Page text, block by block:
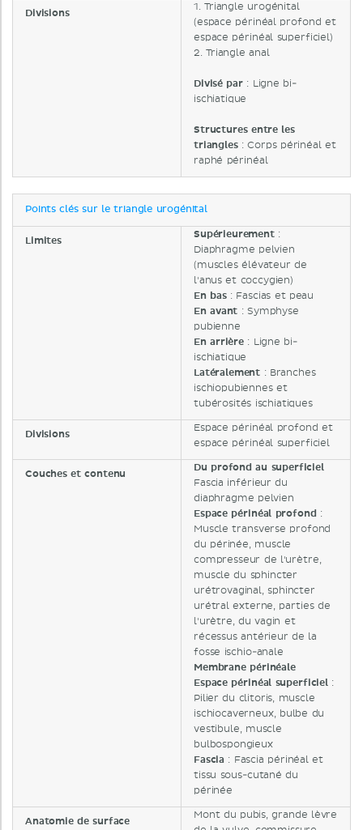
Divisions
1. Triangle urogénital
(espace périnéal profond et
espace périnéal superficiel)
2. Triangle anal
Divisé par : Ligne bi-
ischiatique
Structures entre les
triangles: Corps périnéal et
raphé périnéal
Points clés sur le triangle urogénital
Limites
Supérieurement:
Diaphragme pelvien
(muscles élévateur de
l'anus et coccygien)
En bas: Fascias et peau
En avant : Symphyse
pubienne
En arrière : Ligne bi-
ischiatique
Latéralement : Branches
ischiopubiennes et
tubérosités ischiatiques
Divisions
Espace périnéal profond et
espace périnéal superficiel
Couches et contenu
Du profond au superficiel
Fascia inférieur du
diaphragme pelvien
Espace périnéal profond :
Muscle transverse profond
du périnée, muscle
compresseur de l'urètre,
muscle du sphincter
urétrovaginal, sphincter
urétral externe, parties de
l'urètre, du vagin et
récessus antérieur de la
fosse ischio-anale
Membrane périnéale
Espace périnéal superficiel :
Pilier du clitoris, muscle
ischiocaverneux, bulbe du
vestibule, muscle
bulbospongieux
Fascia : Fascia périnéal et
tissu sous-cutané du
périnée
Anatomie de surface
Mont du pubis, grande lèvre